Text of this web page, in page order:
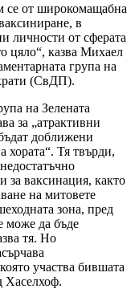
се от широкомащабна
в
личности от сферата
цяло“, казва Михаел
група на
(СвДП).
на Зелената
за „атрактивни
доближени
хората“. Тя твърди,
за ваксинация, както
на митовете
зона, пред
може да бъде
тя. Но
участва бившата
Хаселхоф.